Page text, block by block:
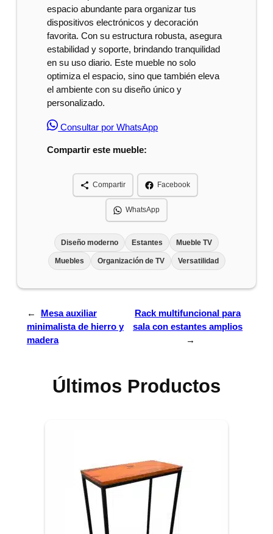
espacio abundante para organizar tus
dispositivos electrónicos y decoración
favorita. Con su estructura robusta, asegura
estabilidad y soporte, brindando tranquilidad
en su uso diario. Este mueble no solo
optimiza el espacio, sino que también eleva
el ambiente con su diseño único y
personalizado.
Consultar por WhatsApp
Compartir este mueble:
Compartir Facebook
WhatsApp
Diseño moderno Estantes Mueble TV
Muebles Organización de TV Versatilidad
←
Mesa auxiliar
minimalista de hierro y
madera
Rack multifuncional para
sala con estantes amplios
→
Últimos Productos